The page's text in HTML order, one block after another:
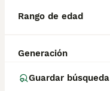
Rango de edad
Generación
Guardar búsqueda
Pembroke?